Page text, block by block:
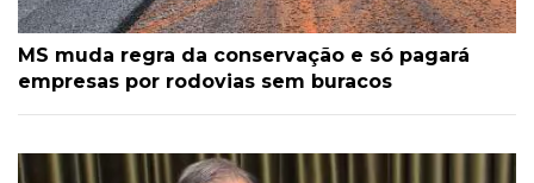
MS muda regra da conservação e só pagará
empresas por rodovias sem buracos